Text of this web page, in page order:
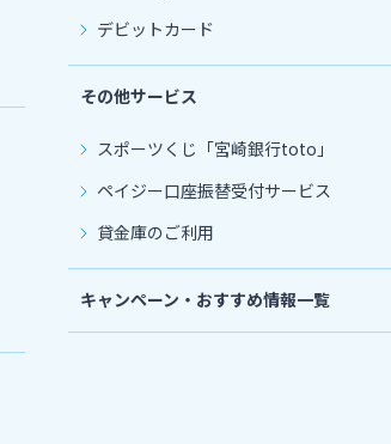
デビットカード
その他サービス
スポーツくじ「宮崎銀行toto」
ペイジー口座振替受付サービス
貸金庫のご利用
キャンペーン・おすすめ情報一覧